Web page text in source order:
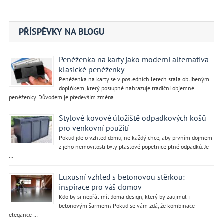
příspěvek
PŘÍSPĚVKY NA BLOGU
Peněženka na karty jako moderní alternativa
klasické peněženky
Peněženka na karty se v posledních letech stala oblíbeným
doplňkem, který postupně nahrazuje tradiční objemné
peněženky. Důvodem je především změna …
Stylové kovové úložiště odpadkových košů
pro venkovní použití
Pokud jde o vzhled domu, ne každý chce, aby prvním dojmem
z jeho nemovitosti byly plastové popelnice plné odpadků. Je
Luxusní vzhled s betonovou stěrkou:
inspirace pro váš domov
Kdo by si nepřál mít doma design, který by zaujmul i
betonovým šarmem? Pokud se vám zdá, že kombinace
elegance …